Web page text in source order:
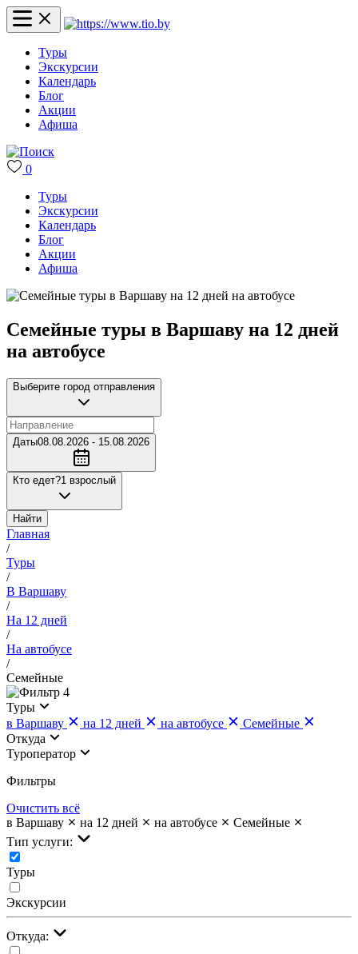
Туры
Экскурсии
Календарь
Блог
Акции
Афиша
0
Туры
Экскурсии
Календарь
Блог
Акции
Афиша
Семейные туры в Варшаву на 12 дней
на автобусе
Выберите город отправления
Даты08.08.2026 - 15.08.2026
Кто едет?1 взрослый
Найти
Главная
/
Туры
/
В Варшаву
/
На 12 дней
/
На автобусе
/
Семейные
4
Туры
в Варшаву
на 12 дней на автобусе
Семейные
Откуда
Туроператор
Фильтры
Очистить всё
в Варшаву
на 12 дней на автобусе
Семейные
Тип услуги:
Туры
Экскурсии
Откуда: